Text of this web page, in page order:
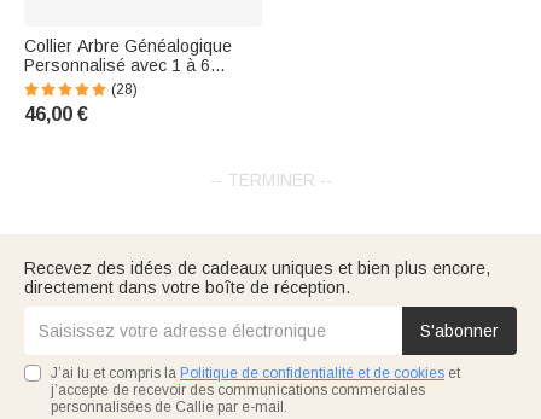
Collier Arbre Généalogique
Personnalisé avec 1 à 6
Prénoms Cadeau de Fête des
Mères pour Maman Famille |
Callie
(28)
46,00 €
-- TERMINER --
Recevez des idées de cadeaux uniques et bien plus encore,
directement dans votre boîte de réception.
S'abonner
J’ai lu et compris la Politique de confidentialité et de cookies et
j’accepte de recevoir des communications commerciales
personnalisées de Callie par e-mail.